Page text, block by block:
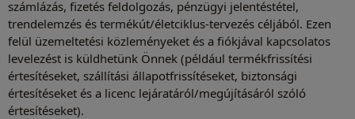
számlázás, fizetés feldolgozás, pénzügyi jelentéstétel,
trendelemzés és termékút/életciklus-tervezés céljából. Ezen
felül üzemeltetési közleményeket és a fiókjával kapcsolatos
levelezést is küldhetünk Önnek (például termékfrissítési
értesítéseket, szállítási állapotfrissítéseket, biztonsági
értesítéseket és a licenc lejáratáról/megújításáról szóló
értesítéseket).